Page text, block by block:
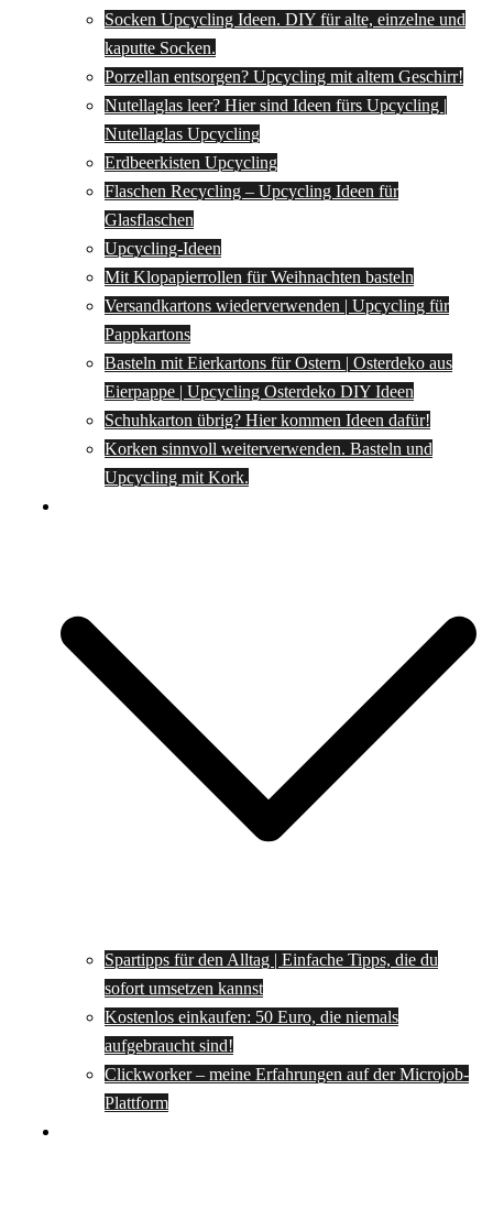
Socken Upcycling Ideen. DIY für alte, einzelne und
kaputte Socken.
Porzellan entsorgen? Upcycling mit altem Geschirr!
Nutellaglas leer? Hier sind Ideen fürs Upcycling |
Nutellaglas Upcycling
Erdbeerkisten Upcycling
Flaschen Recycling – Upcycling Ideen für
Glasflaschen
Upcycling-Ideen
Mit Klopapierrollen für Weihnachten basteln
Versandkartons wiederverwenden | Upcycling für
Pappkartons
Basteln mit Eierkartons für Ostern | Osterdeko aus
Eierpappe | Upcycling Osterdeko DIY Ideen
Schuhkarton übrig? Hier kommen Ideen dafür!
Korken sinnvoll weiterverwenden. Basteln und
Upcycling mit Kork.
Spartipps für den Alltag | Einfache Tipps, die du
sofort umsetzen kannst
Kostenlos einkaufen: 50 Euro, die niemals
aufgebraucht sind!
Clickworker – meine Erfahrungen auf der Microjob-
Plattform